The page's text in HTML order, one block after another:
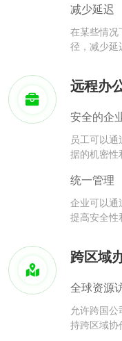
减少延迟
在某些情况
径，减少延
远程办
安全的企
员工可以
据的机密性
统一管理
企业可以通
提高安全性
跨区域
全球资源
允许跨国
持跨区域协